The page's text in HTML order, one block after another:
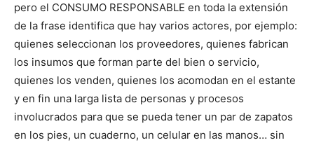
pero el CONSUMO RESPONSABLE en toda la extensión
de la frase identifica que hay varios actores, por ejemplo:
quienes seleccionan los proveedores, quienes fabrican
los insumos que forman parte del bien o servicio,
quienes los venden, quienes los acomodan en el estante
y en fin una larga lista de personas y procesos
involucrados para que se pueda tener un par de zapatos
en los pies, un cuaderno, un celular en las manos… sin